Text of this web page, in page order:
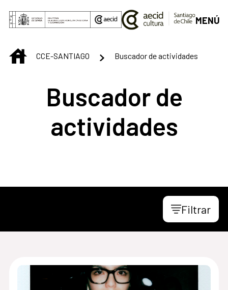
Saltar al contenido principal
MENÚ
INICIOCCE-SANTIAGO Buscador de actividades
Buscador de
actividades
Filtrar